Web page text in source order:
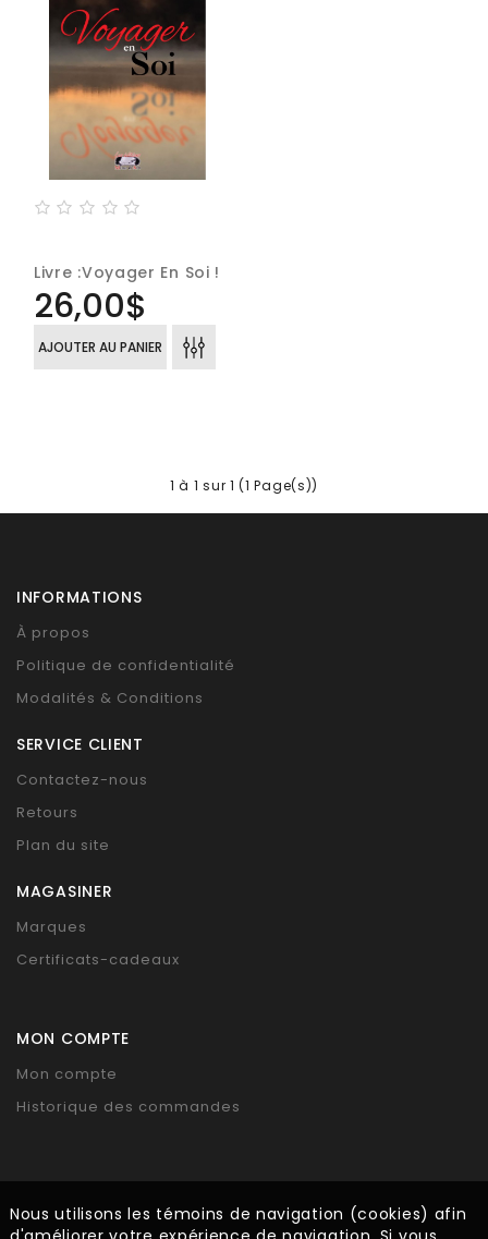
Livre :Voyager En Soi !
26,00$
AJOUTER AU PANIER
1 à 1 sur 1 (1 Page(s))
INFORMATIONS
À propos
Politique de confidentialité
Modalités & Conditions
SERVICE CLIENT
Contactez-nous
Retours
Plan du site
MAGASINER
Marques
Certificats-cadeaux
MON COMPTE
Mon compte
Historique des commandes
Nous utilisons les témoins de navigation (cookies) afin